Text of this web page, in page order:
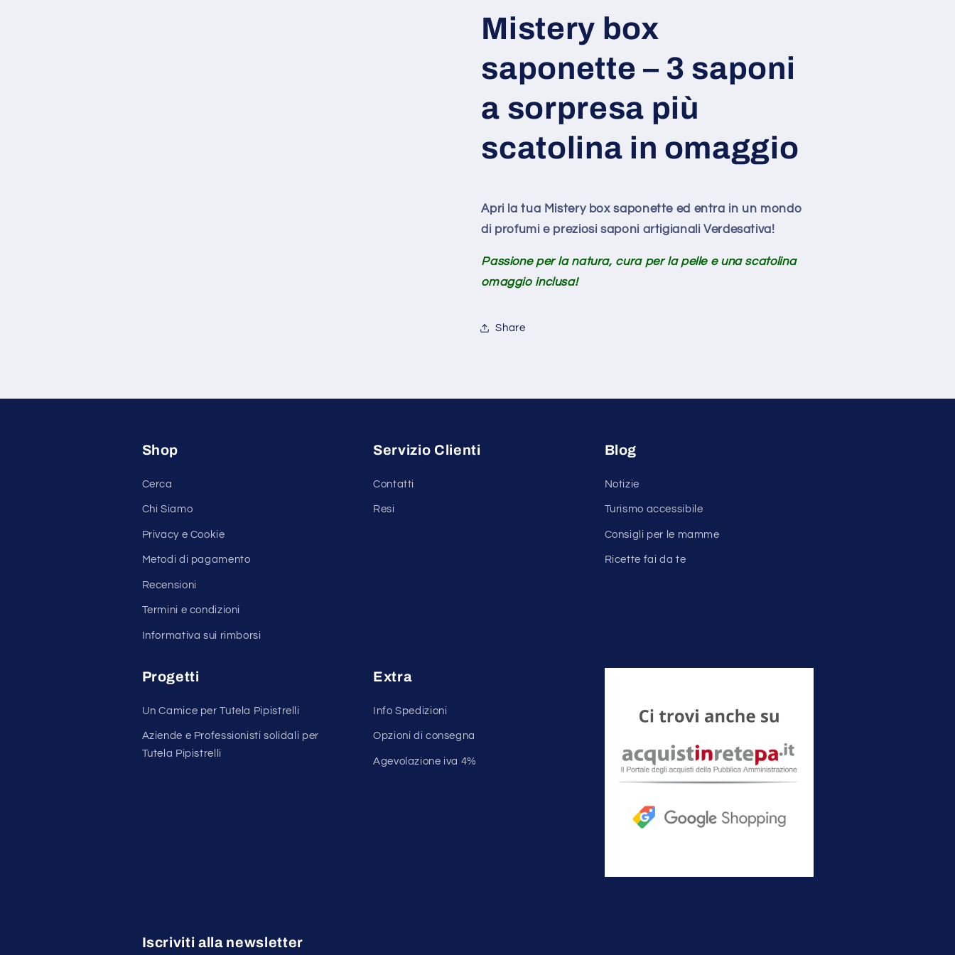
sorpresa
più
in
omaggio
sorpresa
più
scatolina
in
omaggio
Mistery box
saponette – 3 saponi
a sorpresa più
scatolina in omaggio
Apri la tua Mistery box saponette ed entra in un mondo
di profumi e preziosi saponi artigianali Verdesativa!
Passione per la natura, cura per la pelle e una scatolina
omaggio inclusa!
Share
Shop
Cerca
Chi Siamo
Privacy e Cookie
Metodi di pagamento
Recensioni
Termini e condizioni
Informativa sui rimborsi
Servizio Clienti
Contatti
Resi
Blog
Notizie
Turismo accessibile
Consigli per le mamme
Ricette fai da te
Progetti
Un Camice per Tutela Pipistrelli
Aziende e Professionisti solidali per
Tutela Pipistrelli
Extra
Info Spedizioni
Opzioni di consegna
Agevolazione iva 4%
Iscriviti alla newsletter